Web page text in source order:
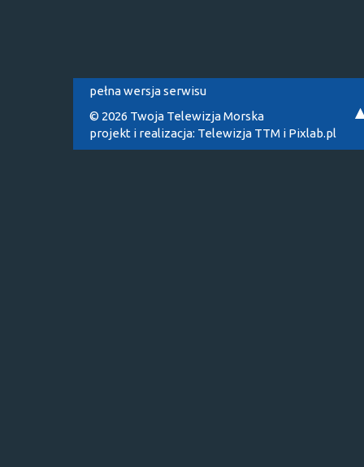
pełna wersja serwisu
© 2026 Twoja Telewizja Morska
projekt i realizacja: Telewizja TTM i Pixlab.pl